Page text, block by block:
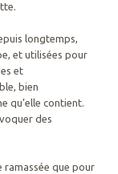
longtemps,
et utilisées pour
et
bien
qu’elle contient.
des
ramassée que pour